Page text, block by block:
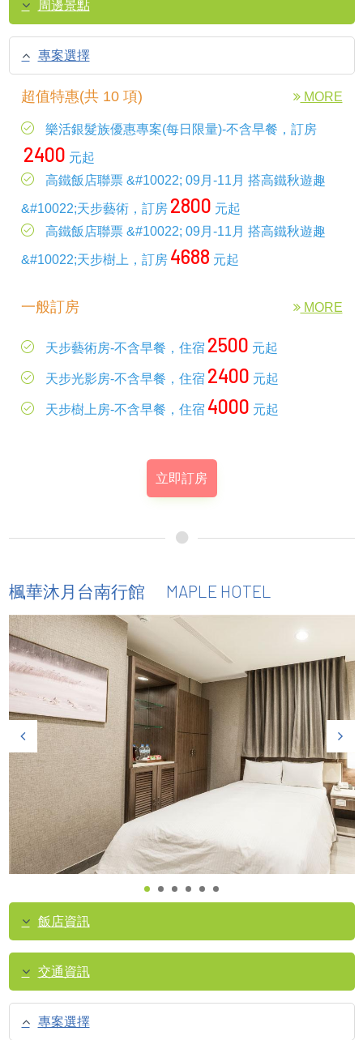
周邊景點
專案選擇
超值特惠(共 10 項) MORE
樂活銀髮族優惠專案(每日限量)-不含早餐，訂房
2400 元起
高鐵飯店聯票 &#10022; 09月-11月 搭高鐵秋遊趣
&#10022;天步藝術，訂房 2800 元起
高鐵飯店聯票 &#10022; 09月-11月 搭高鐵秋遊趣
&#10022;天步樹上，訂房 4688 元起
一般訂房 MORE
天步藝術房-不含早餐，住宿 2500 元起
天步光影房-不含早餐，住宿 2400 元起
天步樹上房-不含早餐，住宿 4000 元起
立即訂房
楓華沐月台南行館 MAPLE HOTEL
飯店資訊
交通資訊
專案選擇